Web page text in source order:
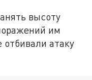
высоту
им
атаку